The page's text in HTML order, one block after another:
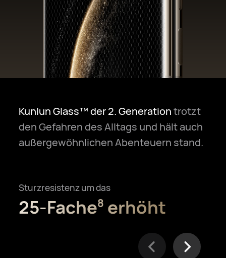
Kunlun Glass™ der 2. Generationtrotzt
den Gefahren des Alltags und hält auch
außergewöhnlichen Abenteuern stand.
Sturzresistenz um das
25-Fache8 erhöht